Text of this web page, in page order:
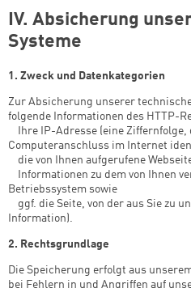
IV. Absicherung
Systeme
1. Zweck und Datenkategorien
Zur Absicherung unserer
folgende Informationen des HTTP-
Ihre IP-Adresse (eine Ziffernfolge,
Computeranschluss im Internet
die von Ihnen aufgerufene
Informationen zu dem von Ihnen
Betriebssystem sowie
ggf. die Seite, von der aus Sie zu
Information).
2. Rechtsgrundlage
Die Speicherung erfolgt aus
bei Fehlern in und Angriffen auf